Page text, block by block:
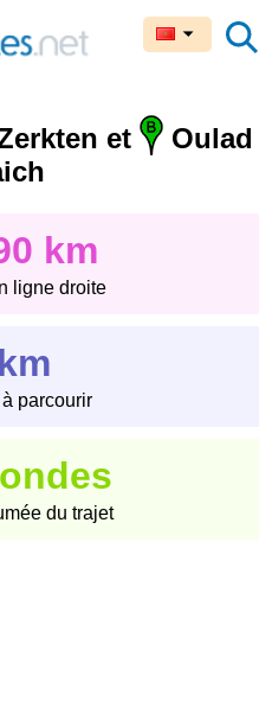
et
Oulad
km
ligne droite
parcourir
du trajet